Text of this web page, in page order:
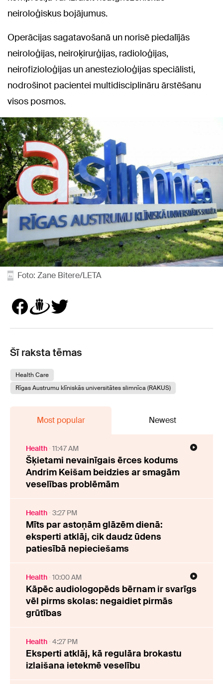
neiroloģiskus bojājumus.
Operācijas sagatavošanā un norisē piedalījās
neiroloģijas, neiroķirurģijas, radioloģijas,
neirofizioloģijas un anestezioloģijas speciālisti,
nodrošinot pacientei multidisciplināru ārstēšanu
visos posmos.
Foto: Zane Bitere/LETA
Šī raksta tēmas
Health Care
Rīgas Austrumu klīniskās universitātes slimnīca (RAKUS)
Most popular Newest
Health 11:47 AM
Šķietami nevainīgais ērces kodums
Andrim Keišam beidzies ar smagām
veselības problēmām
Health 3:27 PM
Mīts par astoņām glāzēm dienā:
eksperti atklāj, cik daudz ūdens
patiesībā nepieciešams
Health 10:00 AM
Kāpēc audiologopēds bērnam ir svarīgs
vēl pirms skolas: negaidiet pirmās
grūtības
Health 4:27 PM
Eksperti atklāj, kā regulāra brokastu
izlaišana ietekmē veselību